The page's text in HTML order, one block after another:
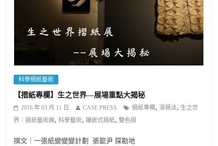
科學摺紙藝術
【摺紙專欄】生之世界—展場重點大揭秘
2016 年 03 月 11 日 CASE PRESS 摺紙專欄 , 濕摺法, 生之世
界：摺紙藝術展,科學藝術,鑲嵌式摺紙,雙色摺
撰文｜一張紙變變變計劃 張㦤尹 探勘地